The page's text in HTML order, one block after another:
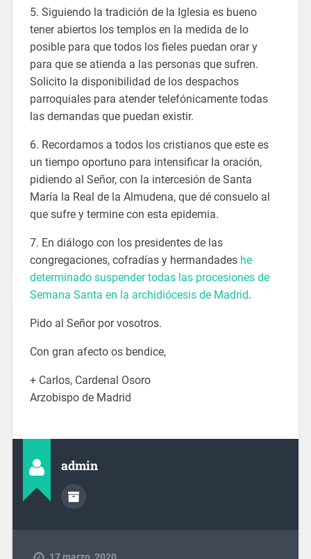
5. Siguiendo la tradición de la Iglesia es bueno
tener abiertos los templos en la medida de lo
posible para que todos los fieles puedan orar y
para que se atienda a las personas que sufren.
Solicito la disponibilidad de los despachos
parroquiales para atender telefónicamente todas
las demandas que puedan existir.
6. Recordamos a todos los cristianos que este es
un tiempo oportuno para intensificar la oración,
pidiendo al Señor, con la intercesión de Santa
María la Real de la Almudena, que dé consuelo al
que sufre y termine con esta epidemia.
7. En diálogo con los presidentes de las
congregaciones, cofradías y hermandades he
determinado suspender todas las procesiones de
Semana Santa en la archidiócesis de Madrid.
Pido al Señor por vosotros.
Con gran afecto os bendice,
+ Carlos, Cardenal Osoro
Arzobispo de Madrid
admin
17 marzo, 2020